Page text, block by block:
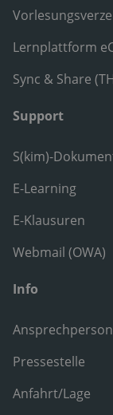
Lernplattform
Sync & Share
Support
S(kim)-
E-Learning
E-Klausuren
Webmail (OWA)
Info
Pressestelle
Anfahrt/Lage